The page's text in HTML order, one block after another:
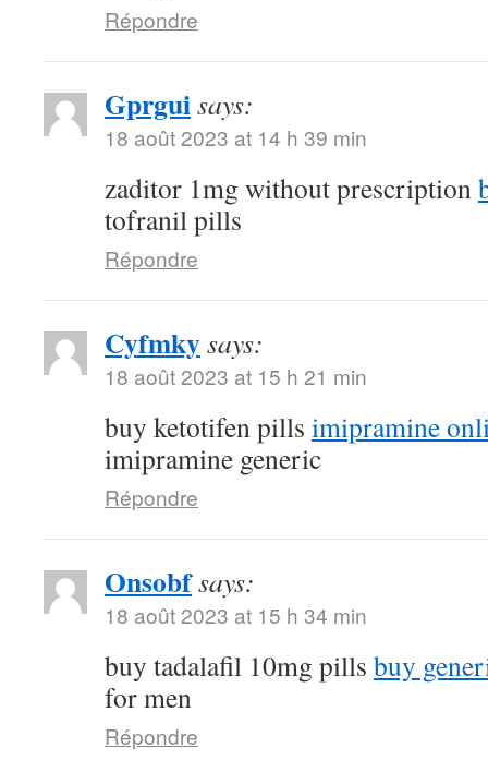
Répondre
Gprguisays:
18 août 2023 at 14 h 39 min
zaditor 1mg without prescription
tofranil pills
Répondre
Cyfmkysays:
18 août 2023 at 15 h 21 min
buy ketotifen pills imipramine
imipramine generic
Répondre
Onsobfsays:
18 août 2023 at 15 h 34 min
buy tadalafil 10mg pills buy
for men
Répondre